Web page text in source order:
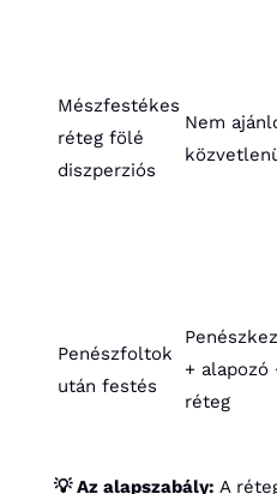
Mészfestékes
réteg fölé
diszperziós
Nem
Penészfoltok
után festés
+ alapozó
réteg
💡 Az alapszabály: A